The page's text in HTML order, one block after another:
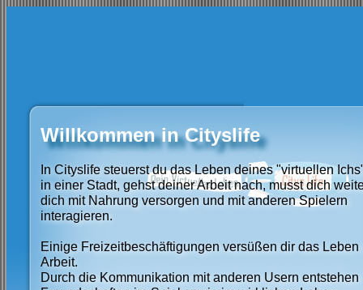
Willkommen in Cityslife
In Cityslife steuerst du das Leben deines "virtuellen
in einer Stadt, gehst deiner Arbeit nach, musst dich
dich mit Nahrung versorgen und mit anderen Spielern
interagieren.
Einige Freizeitbeschäftigungen versüßen dir das Leben
Arbeit.
Durch die Kommunikation mit anderen Usern entstehen